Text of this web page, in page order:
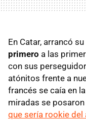
En Catar, arrancó
primero a las
con sus
atónitos frente a
francés se caía en
miradas se
que sería rookie del